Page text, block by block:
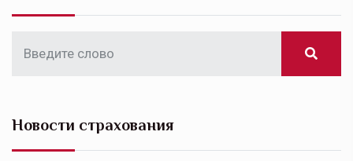
Новости страхования